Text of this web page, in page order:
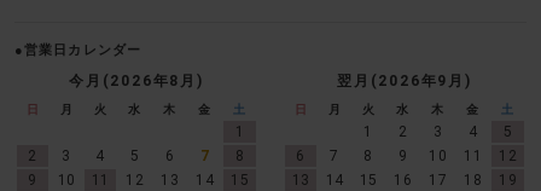
●営業日カレンダー
今月(2026年8月)
日 月 火 水 木 金 土
1
2
3 4 5 6 7
8
9
10 11 12 13 14
15
翌月(2026年9月)
日 月 火 水 木 金 土
1 2 3 4
5
6
7 8 9 10 11
12
13
14 15 16 17 18
19